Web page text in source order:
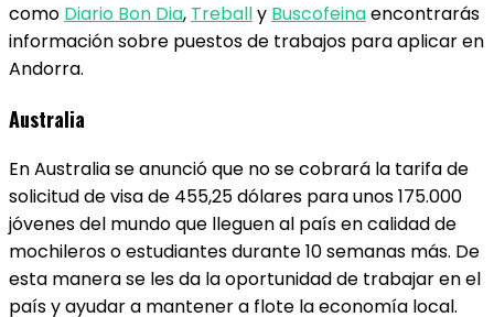
como Diario Bon Dia, Trebally Buscofeinaencontrarás
información sobre puestos de trabajos para aplicar en
Andorra.
Australia
En Australia se anunció que no se cobrará la tarifa de
solicitud de visa de 455,25 dólares para unos 175.000
jóvenes del mundo que lleguen al país en calidad de
mochileros o estudiantes durante 10 semanas más. De
esta manera se les da la oportunidad de trabajar en el
país y ayudar a mantener a flote la economía local.